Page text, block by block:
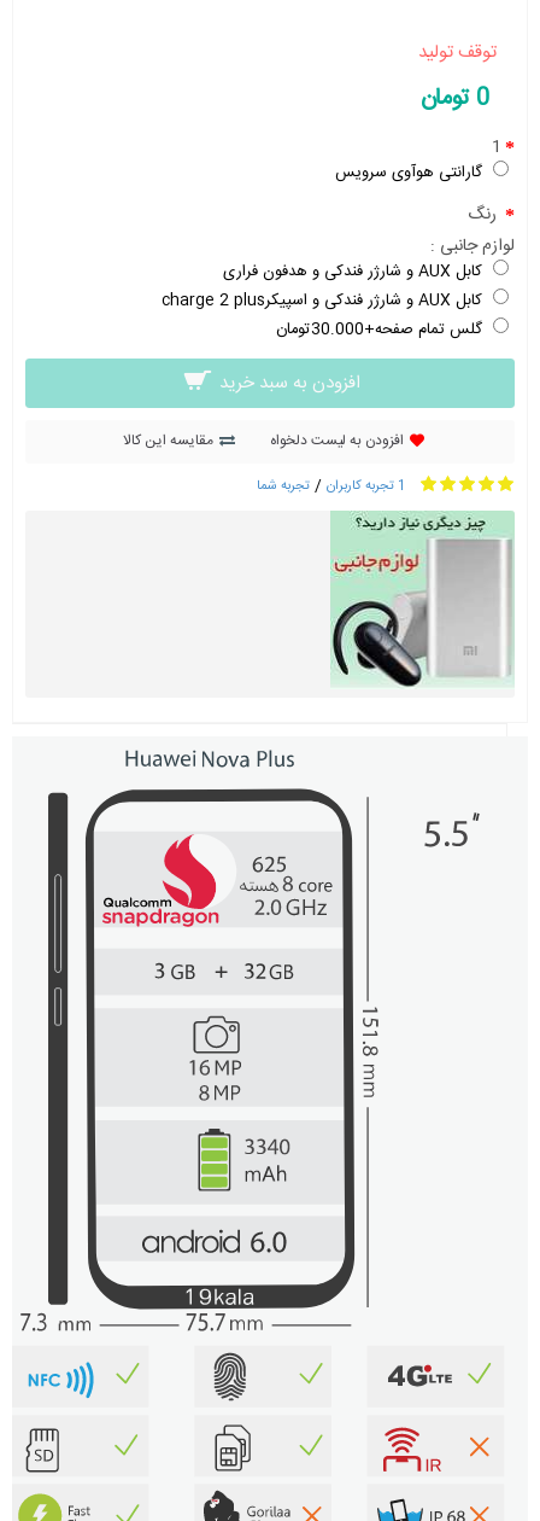
توقف تولید
0 تومان
1
گارانتی هوآوی سرویس
رنگ
لوازم جانبی :
کابل AUX و شارژر فندکی و هدفون فراری
کابل AUX و شارژر فندکی و اسپیکرcharge 2 plus
گلس تمام صفحه+30.000تومان
افزودن به سبد خرید
افزودن به لیست دلخواه مقایسه این کالا
1 تجربه کاربران / تجربه شما